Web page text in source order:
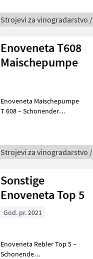
Weinverarbeitung
Beschreibung: Die
EV 12 ist eine h
Strojevi za vinogradarstvo /
Enoveneta T608
Maischepumpe
Enoveneta Maischepumpe
T 608 – Schonender
Beschreibung: Die
Enoveneta Maischepumpe
Strojevi za vinogradarstvo /
Sonstige
Enoveneta Top 5
God. pr. 2021
Enoveneta Rebler Top 5 –
Schonende